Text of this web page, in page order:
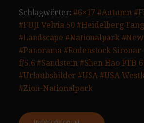
Schlagwörter: #6×17 #Autumn
#FUJI Velvia 50 #Heidelberg
#Landscape #Nationalpark
#Panorama #Rodenstock
f/5.6 #Sandstein #Shen Hao PTB
#Urlaubsbilder #USA #USA
#Zion-Nationalpark